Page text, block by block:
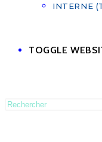
INTERNE
TOGGLE